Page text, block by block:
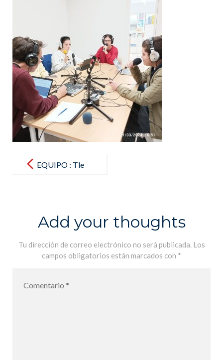
navigationEQUIPO : Tle
Add your thoughts
Tu dirección de correo electrónico no será publicada. Los
campos obligatorios están marcados con *